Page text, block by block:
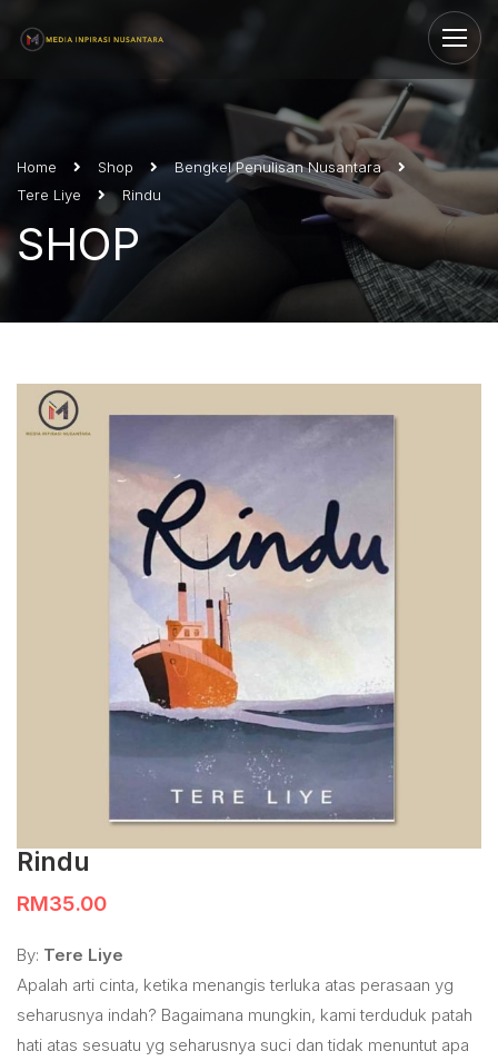
Home Shop
Bengkel Penulisan Nusantara
Tere Liye
Rindu
SHOP
Rindu
RM35.00
By: Tere Liye
Apalah arti cinta, ketika menangis terluka atas perasaan yg
seharusnya indah? Bagaimana mungkin, kami terduduk patah
hati atas sesuatu yg seharusnya suci dan tidak menuntut apa